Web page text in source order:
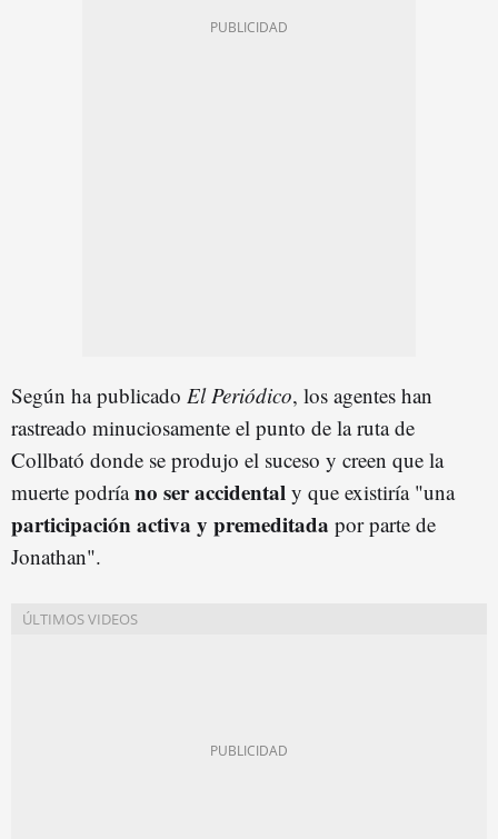
Según ha publicado El Periódico, los agentes han
rastreado minuciosamente el punto de la ruta de
Collbató donde se produjo el suceso y creen que la
muerte podríano ser accidental y que existiría "una
participación activa y premeditada por parte de
Jonathan".